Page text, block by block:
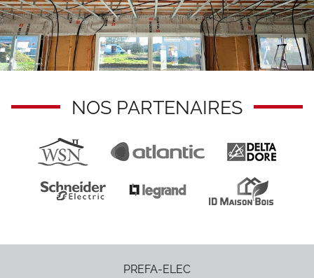
NOS PARTENAIRES
PREFA-ELEC